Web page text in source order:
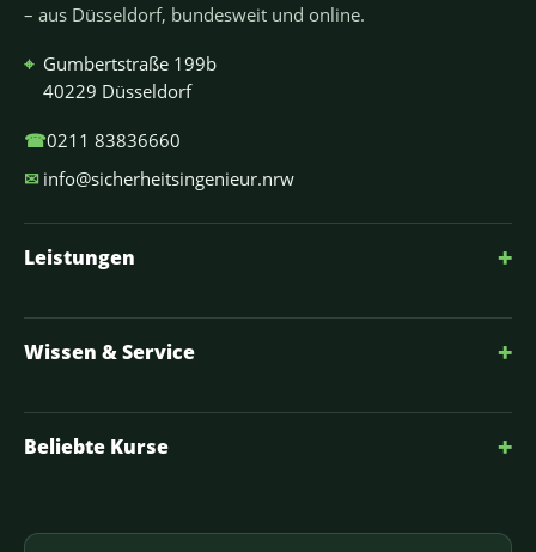
– aus Düsseldorf, bundesweit und online.
⌖ Gumbertstraße 199b
40229 Düsseldorf
☎0211 83836660
✉ info@sicherheitsingenieur.nrw
Leistungen +
Wissen & Service +
Beliebte Kurse +